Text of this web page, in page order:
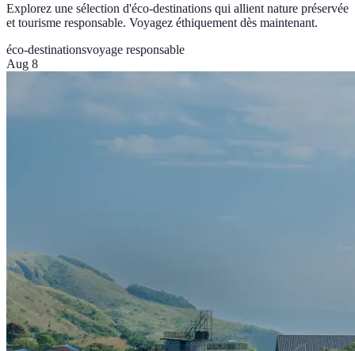
Explorez une sélection d'éco-destinations qui allient nature préservée
et tourisme responsable. Voyagez éthiquement dès maintenant.
éco-destinationsvoyage responsable
Aug 8